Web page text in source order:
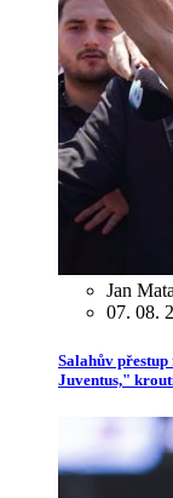
Jan
07. 08.
Salahův
Juventus,"